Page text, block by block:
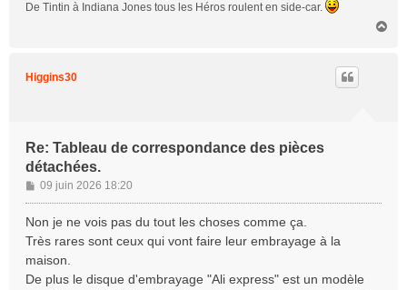
De Tintin à Indiana Jones tous les Héros roulent en side-car.
Higgins30
Re: Tableau de correspondance des pièces
détachées.
M
e
s
s
g
e
09 juin 2026 18:20
Non je ne vois pas du tout les choses comme ça.
Très rares sont ceux qui vont faire leur embrayage à la
maison.
De plus le disque d'embrayage "Ali express" est un modèle